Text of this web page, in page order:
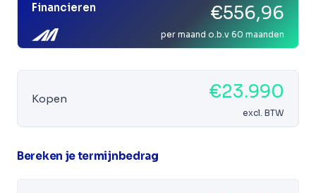
Financieren €556,96
per maand o.b.v 60 maanden
Kopen €23.990
excl. BTW
Bereken je termijnbedrag